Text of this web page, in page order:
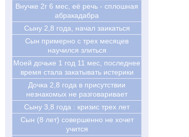
Внучке 2г 6 мес, её речь - сплошная
абракадабра
Сыну 2,8 года, начал заикаться
Сын примерно с трех месяцев
научился злиться
Моей дочьке 1 год 11 мес, последнее
время стала закатывать истерики
Дочка 2,8 года в присутствии
незнакомых не разговаривает
Сыну 3,8 года : кризис трех лет
Cын (8 лет) совершенно не хочет
учится